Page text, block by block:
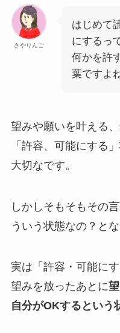
さやりんご
はじめて
にするっ
何かを許
葉ですよ
望みや願いを叶える
「許容、可能にする
大切なです。
しかしそもそもその
ういう状態なの？と
実は「許容・可能に
望みを放ったあとに
自分がOKするという